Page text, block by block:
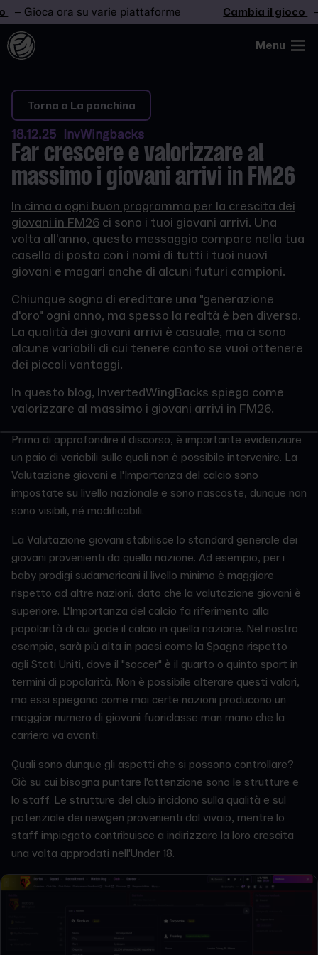
– Gioca ora su varie piattaforme Cambia il gioco –
Menu
Torna a La panchina
18.12.25 InvWingbacks
Far crescere e valorizzare al
massimo i giovani arrivi in FM26
In cima a ogni buon programma per la crescita dei
giovani in FM26 ci sono i tuoi giovani arrivi. Una
volta all'anno, questo messaggio compare nella tua
casella di posta con i nomi di tutti i tuoi nuovi
giovani e magari anche di alcuni futuri campioni.
Chiunque sogna di ereditare una "generazione
d'oro" ogni anno, ma spesso la realtà è ben diversa.
La qualità dei giovani arrivi è casuale, ma ci sono
alcune variabili di cui tenere conto se vuoi ottenere
dei piccoli vantaggi.
In questo blog, InvertedWingBacks spiega come
valorizzare al massimo i giovani arrivi in FM26.
Prima di approfondire il discorso, è importante evidenziare
un paio di variabili sulle quali non è possibile intervenire. La
Valutazione giovani e l'Importanza del calcio sono
impostate su livello nazionale e sono nascoste, dunque non
sono visibili, né modificabili.
La Valutazione giovani stabilisce lo standard generale dei
giovani provenienti da quella nazione. Ad esempio, per i
baby prodigi sudamericani il livello minimo è maggiore
rispetto ad altre nazioni, dato che la valutazione giovani è
superiore. L'Importanza del calcio fa riferimento alla
popolarità di cui gode il calcio in quella nazione. Nel nostro
esempio, sarà più alta in paesi come la Spagna rispetto
agli Stati Uniti, dove il "soccer" è il quarto o quinto sport in
termini di popolarità. Non è possibile alterare questi valori,
ma essi spiegano come mai certe nazioni producono un
maggior numero di giovani fuoriclasse man mano che la
carriera va avanti.
Quali sono dunque gli aspetti che si possono controllare?
Ciò su cui bisogna puntare l'attenzione sono le strutture e
lo staff. Le strutture del club incidono sulla qualità e sul
potenziale dei newgen provenienti dal vivaio, mentre lo
staff impiegato contribuisce a indirizzare la loro crescita
una volta approdati nell'Under 18.